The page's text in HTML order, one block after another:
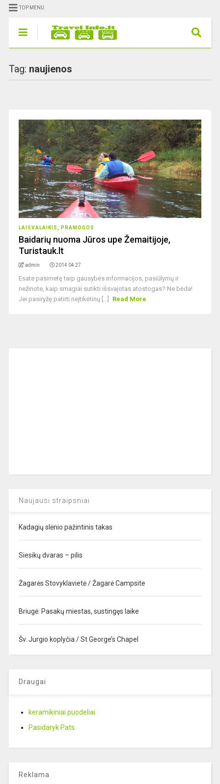
TOP MENU
Tag: naujienos
LAISVALAIKIS, PRAMOGOS
Baidarių nuoma Jūros upe Žemaitijoje,
Turistauk.lt
admin 2014 04 27
Esate pasimetę tarp gausybės informacijos, pasiūlymų ir
nežinote, kaip smagiai sutikti išsvajotas atostogas? Ne bėda!
Jei pasiryžę patirti neįtikėtinų [...]
Read More
Naujausi straipsniai
Kadagių slėnio pažintinis takas
Siesikų dvaras – pilis
Žagarės Stovyklavietė / Žagarė Campsite
Briugė: Pasakų miestas, sustingęs laike
Šv. Jurgio koplyčia / St George’s Chapel
Draugai
keramikiniai puodeliai
Pasidaryk Pats
Reklama